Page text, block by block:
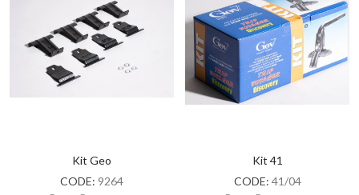
Kit Geo
CODE: 9264
Kit 41
CODE: 41/04